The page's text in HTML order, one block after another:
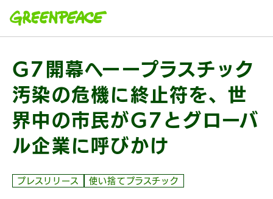
G7開幕へーープラスチック
汚染の危機に終止符を、世
界中の市民がG7とグローバ
ル企業に呼びかけ
プレスリリース 使い捨てプラスチック